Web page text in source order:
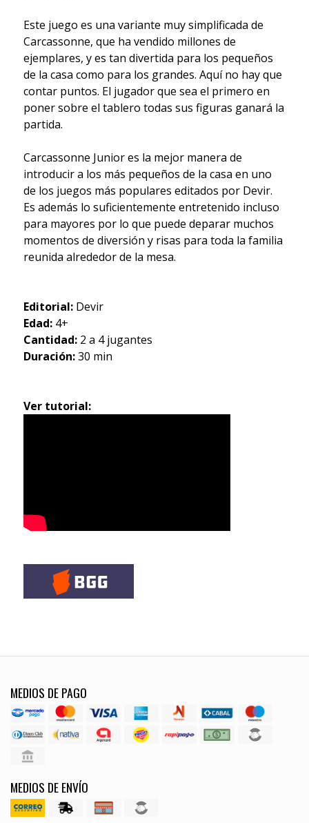
Este juego es una variante muy simplificada de
Carcassonne, que ha vendido millones de
ejemplares, y es tan divertida para los pequeños
de la casa como para los grandes. Aquí no hay que
contar puntos. El jugador que sea el primero en
poner sobre el tablero todas sus figuras ganará la
partida.
Carcassonne Junior es la mejor manera de
introducir a los más pequeños de la casa en uno
de los juegos más populares editados por Devir.
Es además lo suficientemente entretenido incluso
para mayores por lo que puede deparar muchos
momentos de diversión y risas para toda la familia
reunida alrededor de la mesa.
Editorial: Devir
Edad: 4+
Cantidad: 2 a 4 jugantes
Duración:30 min
Ver tutorial:
MEDIOS DE PAGO
MEDIOS DE ENVÍO